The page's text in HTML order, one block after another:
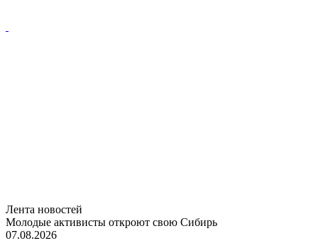
Лента новостей
Молодые активисты откроют свою Сибирь
07.08.2026